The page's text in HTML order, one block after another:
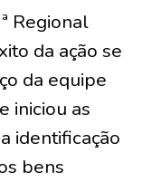
Regional
da ação se
da equipe
iniciou as
identificação
bens